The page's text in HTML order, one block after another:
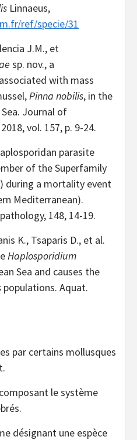
Linnaeus,
ref/specie/31
J.M., et
sp. nov., a
with mass
Pinna nobilis, in the
Journal of
vol. 157, p. 9-24.
parasite
of the Superfamily
) during a mortality event
Mediterranean).
148, 14-19.
K., Tsaparis D., et al.
Haplosporidium
Sea and causes the
populations. Aquat.
par certains mollusques
le système
désignant une espèce